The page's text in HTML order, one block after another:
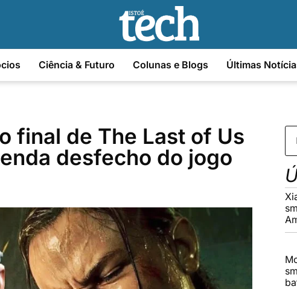
Ciência & Futuro Colunas e Blogs Últimas
final de The Last of Us
desfecho do jogo